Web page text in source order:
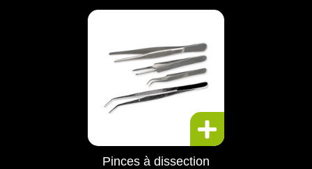
Pinces à dissection